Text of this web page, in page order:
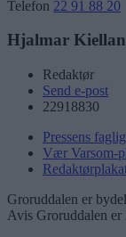
Telefon 22 91 88 20
Hjalmar
Redaktør
Send e-post
22918830
Pressens
Vær Varsom-
Groruddalen er
Avis Groruddalen